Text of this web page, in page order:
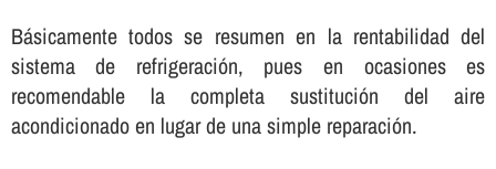
Básicamente todos se resumen en la rentabilidad del
sistema de refrigeración, pues en ocasiones es
recomendable la completa sustitución del aire
acondicionado en lugar de una simple reparación.